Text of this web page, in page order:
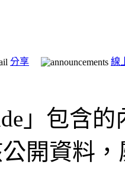
分享 線
」包含
開資料